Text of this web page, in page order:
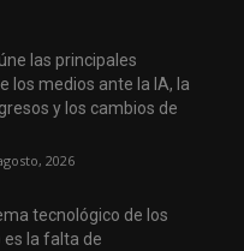
las principales
los medios ante la IA, la
y los cambios de
2026
tecnológico de los
es la falta de